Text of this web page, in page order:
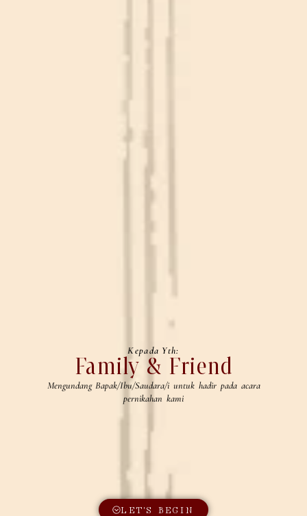
Kepada Yth:
Family & Friend
Mengundang Bapak/Ibu/Saudara/i untuk hadir pada acara
pernikahan kami
LET'S BEGIN